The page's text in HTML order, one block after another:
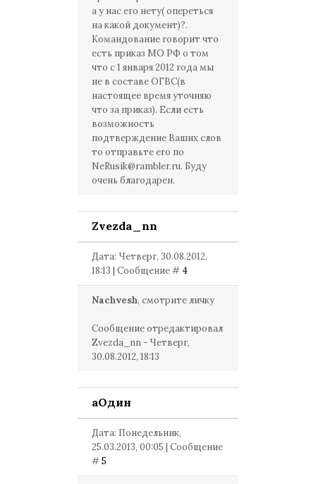
а у нас его нету( опереться
на какой документ)?.
Командование говорит что
есть приказ МО РФ о том
что с 1 января 2012 года мы
не в составе ОГВС(в
настоящее время уточняю
что за приказ). Если есть
возможность
подтверждение Ваших слов
то отправьте его по
NeRusik@rambler.ru. Буду
очень благодарен.
Zvezda_nn
Дата: Четверг, 30.08.2012,
18:13 | Сообщение #4
Nachvesh, смотрите личку
Сообщение отредактировал
Zvezda_nn - Четверг,
30.08.2012, 18:13
аОдин
Дата: Понедельник,
25.03.2013, 00:05 | Сообщение
#5